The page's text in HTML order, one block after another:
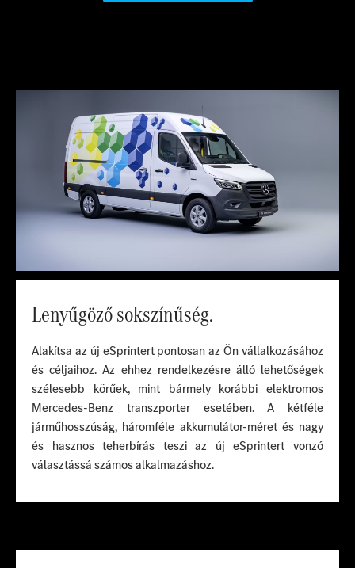
Lenyűgöző sokszínűség.
Alakítsa az új eSprintert pontosan az Ön vállalkozásához
és céljaihoz. Az ehhez rendelkezésre álló lehetőségek
szélesebb körűek, mint bármely korábbi elektromos
Mercedes-Benz transzporter esetében. A kétféle
járműhosszúság, háromféle akkumulátor-méret és nagy
és hasznos teherbírás teszi az új eSprintert vonzó
választássá számos alkalmazáshoz.